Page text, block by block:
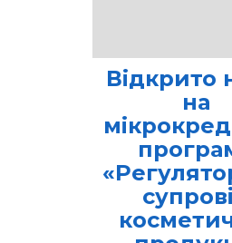
Відкрито
на